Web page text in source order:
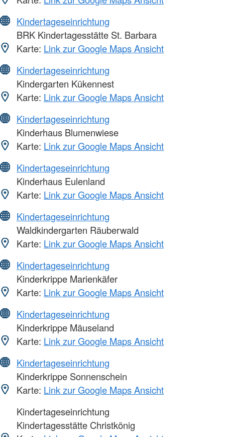
Kindertageseinrichtung
BRK Kindertagesstätte St. Barbara
Karte: Link zur Google Maps Ansicht
Kindertageseinrichtung
Kindergarten Kükennest
Karte: Link zur Google Maps Ansicht
Kindertageseinrichtung
Kinderhaus Blumenwiese
Karte: Link zur Google Maps Ansicht
Kindertageseinrichtung
Kinderhaus Eulenland
Karte: Link zur Google Maps Ansicht
Kindertageseinrichtung
Waldkindergarten Räuberwald
Karte: Link zur Google Maps Ansicht
Kindertageseinrichtung
Kinderkrippe Marienkäfer
Karte: Link zur Google Maps Ansicht
Kindertageseinrichtung
Kinderkrippe Mäuseland
Karte: Link zur Google Maps Ansicht
Kindertageseinrichtung
Kinderkrippe Sonnenschein
Karte: Link zur Google Maps Ansicht
Kindertageseinrichtung
Kindertagesstätte Christkönig